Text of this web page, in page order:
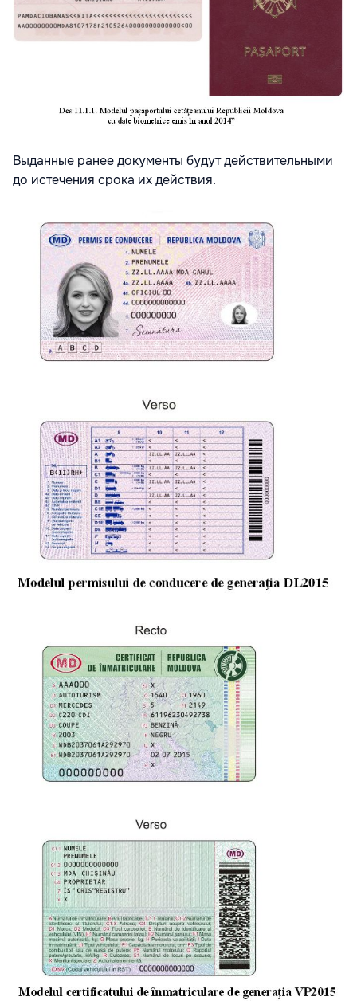
Выданные ранее документы будут действительными
до истечения срока их действия.